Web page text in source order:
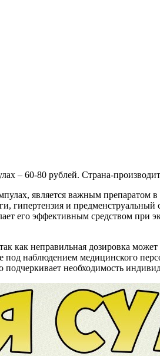
– 60-80 рублей. Страна-
является важным препаратом
гипертензия и
его эффективным средством при
как неправильная дозировка
наблюдением медицинского
необходимость